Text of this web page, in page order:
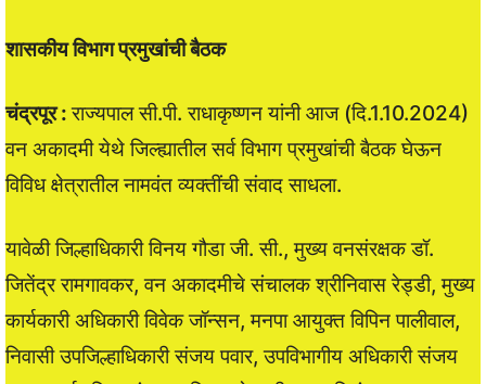
शासकीय विभाग प्रमुखांची बैठक
चंद्रपूर :राज्यपाल सी.पी. राधाकृष्णन यांनी आज (दि.1.10.2024)
वन अकादमी येथे जिल्ह्यातील सर्व विभाग प्रमुखांची बैठक घेऊन
विविध क्षेत्रातील नामवंत व्यक्तींची संवाद साधला.
यावेळी जिल्हाधिकारी विनय गौडा जी. सी., मुख्य वनसंरक्षक डॉ.
जितेंद्र रामगावकर, वन अकादमीचे संचालक श्रीनिवास रेड्डी, मुख्य
कार्यकारी अधिकारी विवेक जॉन्सन, मनपा आयुक्त विपिन पालीवाल,
निवासी उपजिल्हाधिकारी संजय पवार, उपविभागीय अधिकारी संजय